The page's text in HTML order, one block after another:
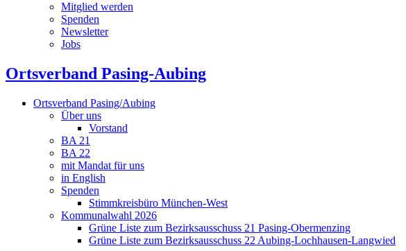
Mitglied werden
Spenden
Newsletter
Jobs
Ortsverband Pasing-Aubing
Ortsverband Pasing/Aubing
Über uns
Vorstand
BA 21
BA 22
mit Mandat für uns
in English
Spenden
Stimmkreisbüro München-West
Kommunalwahl 2026
Grüne Liste zum Bezirksausschuss 21 Pasing-Obermenzing
Grüne Liste zum Bezirksausschuss 22 Aubing-Lochhausen-Langwied